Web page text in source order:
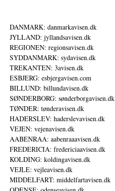
DANMARK: danmarkavisen.dk
JYLLAND: jyllandsavisen.dk
REGIONEN: regionsavisen.dk
SYDDANMARK: sydavisen.dk
TREKANTEN: 3avisen.dk
ESBJERG: esbjergavisen.com
BILLUND: billundavisen.dk
SØNDERBORG: sønderborgavisen.dk
TØNDER: tønderavisen.dk
HADERSLEV: haderslevavisen.dk
VEJEN: vejenavisen.dk
AABENRAA: aabenraaavisen.dk
FREDERICIA: fredericiaavisen.dk
KOLDING: koldingavisen.dk
VEJLE: vejleavisen.dk
MIDDELFART: middelfartavisen.dk